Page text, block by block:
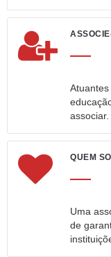
associar.
QUEM
Uma
de